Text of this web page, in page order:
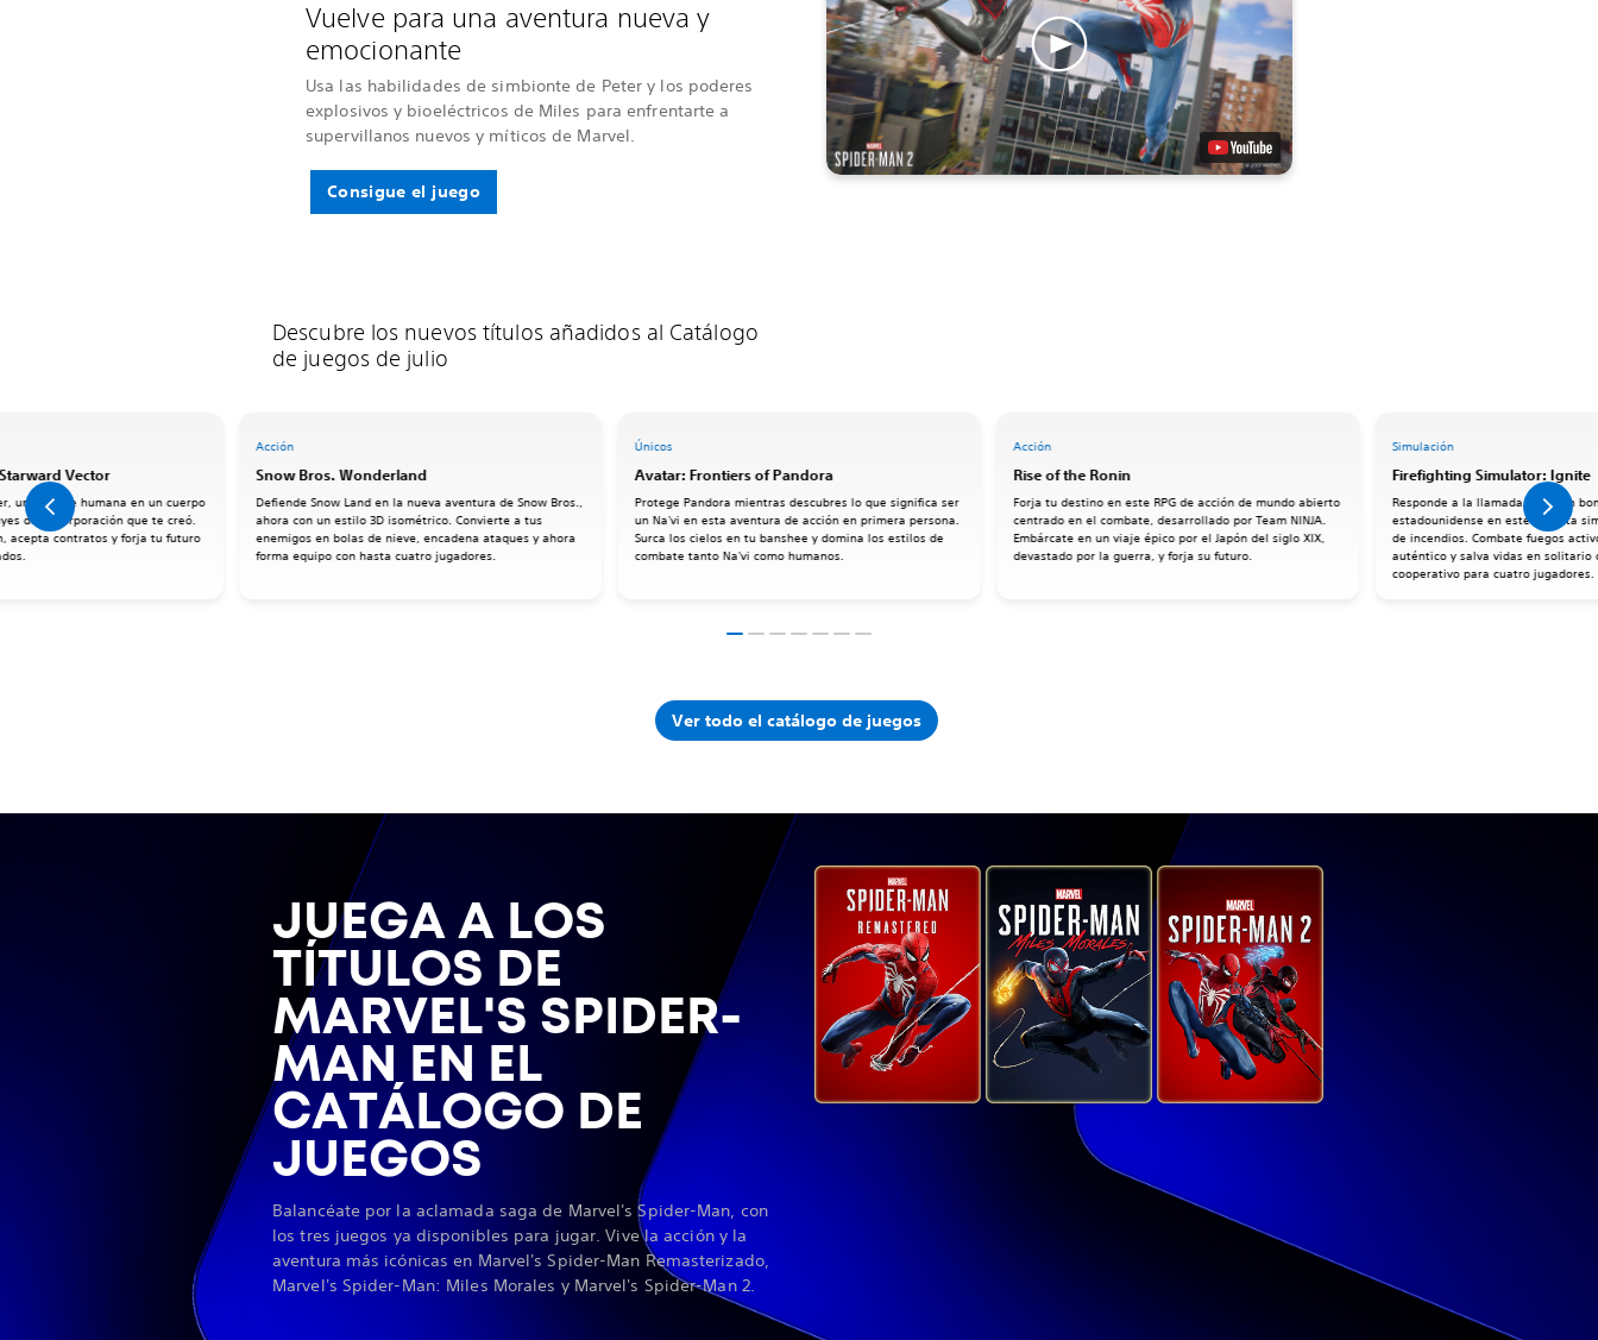
Vuelve para una aventura nueva y
emocionante
Usa las habilidades de simbionte de Peter y los poderes
explosivos y bioeléctricos de Miles para enfrentarte a
supervillanos nuevos y míticos de Marvel.
Consigue el juego
Descubre los nuevos títulos añadidos al Catálogo
de juegos de julio
Únicos
Avatar: Frontiers of Pandora
Protege Pandora mientras descubres lo que significa ser
un Na'vi en esta aventura de acción en primera persona.
Surca los cielos en tu banshee y domina los estilos de
combate tanto Na'vi como humanos.
Acción
Rise of the Ronin
Forja tu destino en este RPG de acción de mundo abierto
centrado en el combate, desarrollado por Team NINJA.
Embárcate en un viaje épico por el Japón del siglo XIX,
devastado por la guerra, y forja su futuro.
Simulación
Firefighting Simulator: Ignite
Responde a la llamada como un
estadounidense en este realista
de incendios. Combate fuegos
auténtico y salva vidas en solitario
cooperativo para cuatro jugadores.
Vector
una mente humana en un cuerpo
de la corporación que te creó.
acepta contratos y forja tu futuro
Acción
Snow Bros. Wonderland
Defiende Snow Land en la nueva aventura de Snow Bros.,
ahora con un estilo 3D isométrico. Convierte a tus
enemigos en bolas de nieve, encadena ataques y ahora
forma equipo con hasta cuatro jugadores.
Ver todo el catálogo de juegos
JUEGA A LOS
TÍTULOS DE
MARVEL'S SPIDER-
MAN EN EL
CATÁLOGO DE
JUEGOS
Balancéate por la aclamada saga de Marvel's Spider-Man, con
los tres juegos ya disponibles para jugar. Vive la acción y la
aventura más icónicas en Marvel's Spider-Man Remasterizado,
Marvel's Spider-Man: Miles Morales y Marvel's Spider-Man 2.